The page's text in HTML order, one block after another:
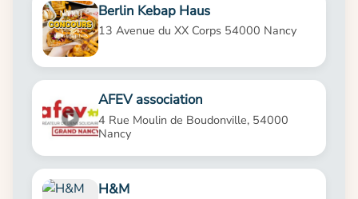
Berlin Kebap Haus
13 Avenue du XX Corps 54000 Nancy
AFEV association
4 Rue Moulin de Boudonville, 54000
Nancy
H&M